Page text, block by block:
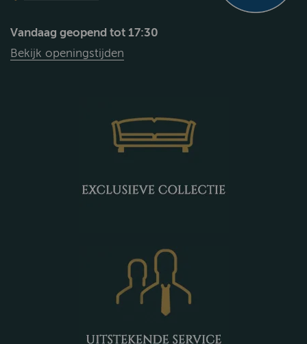
Vandaag geopend tot 17:30
Bekijk openingstijden